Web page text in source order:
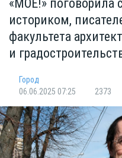
«МОЁ!»
историком,
факультета
и
Город
06.06.2025 07:25
2373